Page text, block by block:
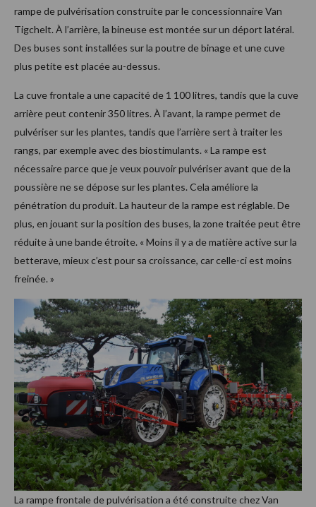
rampe de pulvérisation construite par le concessionnaire Van
Tigchelt. À l’arrière, la bineuse est montée sur un déport latéral.
Des buses sont installées sur la poutre de binage et une cuve
plus petite est placée au-dessus.
La cuve frontale a une capacité de 1 100 litres, tandis que la cuve
arrière peut contenir 350 litres. À l’avant, la rampe permet de
pulvériser sur les plantes, tandis que l’arrière sert à traiter les
rangs, par exemple avec des biostimulants. « La rampe est
nécessaire parce que je veux pouvoir pulvériser avant que de la
poussière ne se dépose sur les plantes. Cela améliore la
pénétration du produit. La hauteur de la rampe est réglable. De
plus, en jouant sur la position des buses, la zone traitée peut être
réduite à une bande étroite. « Moins il y a de matière active sur la
betterave, mieux c’est pour sa croissance, car celle-ci est moins
freinée. »
La rampe frontale de pulvérisation a été construite chez Van